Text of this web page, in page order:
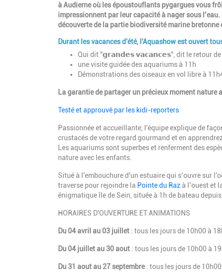
à Audierne où les époustouflants pygargues vous
impressionnent par leur capacité à nager sous
découverte de la partie biodiversité marine
Durant les vacances d'été, l'Aquashow est ouvert
Qui dit "𝗴𝗿𝗮𝗻𝗱𝗲𝘀 𝘃𝗮𝗰𝗮𝗻𝗰𝗲𝘀", dit le retour
une visite guidée des aquariums à 11h
Démonstrations des oiseaux en vol libre à
La garantie de partager un précieux moment nature
Testé et approuvé par les kidi-reporters
Passionnée et accueillante, l'équipe explique de
crustacés de votre regard gourmand et en
Les aquariums sont superbes et renferment des
nature avec les enfants.
Situé à l'embouchure d'un estuaire qui s’ouvre sur
traverse pour rejoindre la Pointe du Razà l’ouest et
énigmatique île de Sein, située à 1h de bateau
HORAIRES D'OUVERTURE ET ANIMATIONS
Du 04 avril au 03 juillet : tous les jours de 10h00 à
Du 04 juillet au 30 aout : tous les jours de 10h00 à
Du 31 aout au 27 septembre: tous les jours de